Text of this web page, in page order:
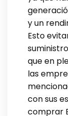
y un
Esto
que en
las
con sus
comprar